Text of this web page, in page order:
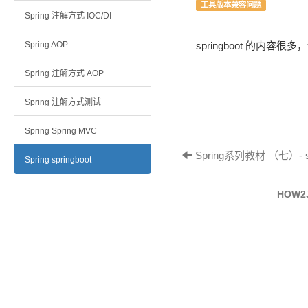
Spring 注解方式 IOC/DI
Spring AOP
Spring 注解方式 AOP
Spring 注解方式测试
Spring Spring MVC
Spring springboot
工具版本兼容问题
springboot 的内容很多
Spring系列教材 （七）-